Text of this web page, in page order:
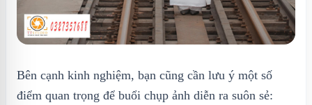
Bên cạnh kinh nghiệm, bạn cũng cần lưu ý một số
điểm quan trọng để buổi chụp ảnh diễn ra suôn sẻ: